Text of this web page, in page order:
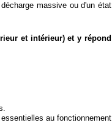
massive ou d'un état
et intérieur) et y répond
au fonctionnement